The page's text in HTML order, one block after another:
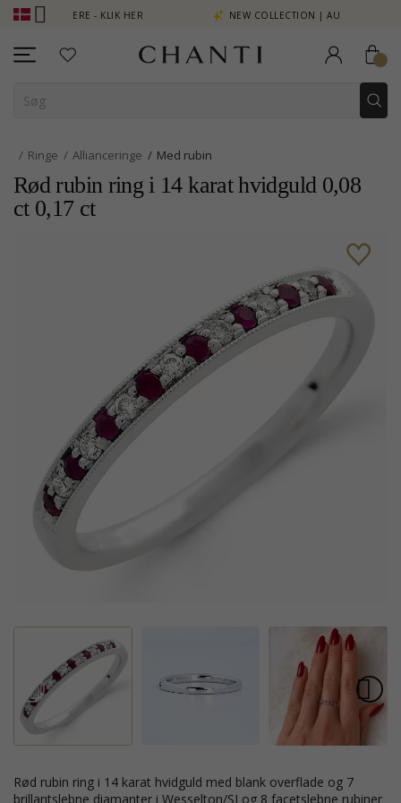
SE MERE - KLIK HER NEW COLLECTION | AURA
Ringe Allianceringe Med rubin
Rød rubin ring i 14 karat hvidguld 0,08
ct 0,17 ct
rød rubin ring i 14 karat hvidguld med blank overflade og 7
brillantslebne diamanter i Wesselton/SI og 8 facetslebne rubiner